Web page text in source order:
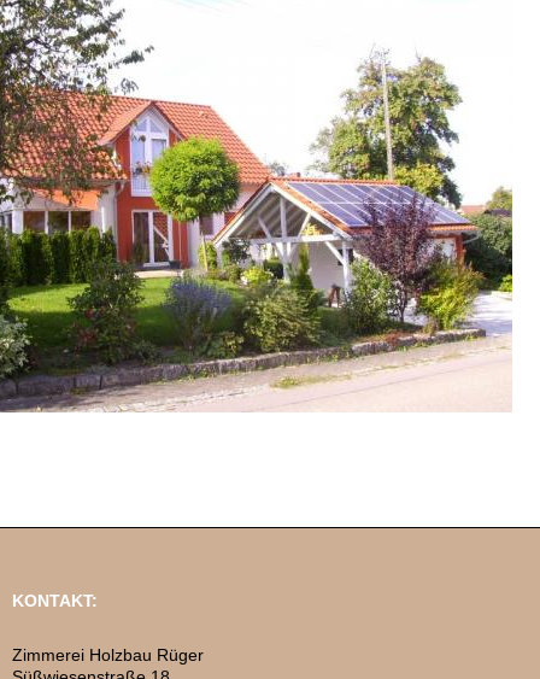
KONTAKT:
Zimmerei Holzbau Rüger